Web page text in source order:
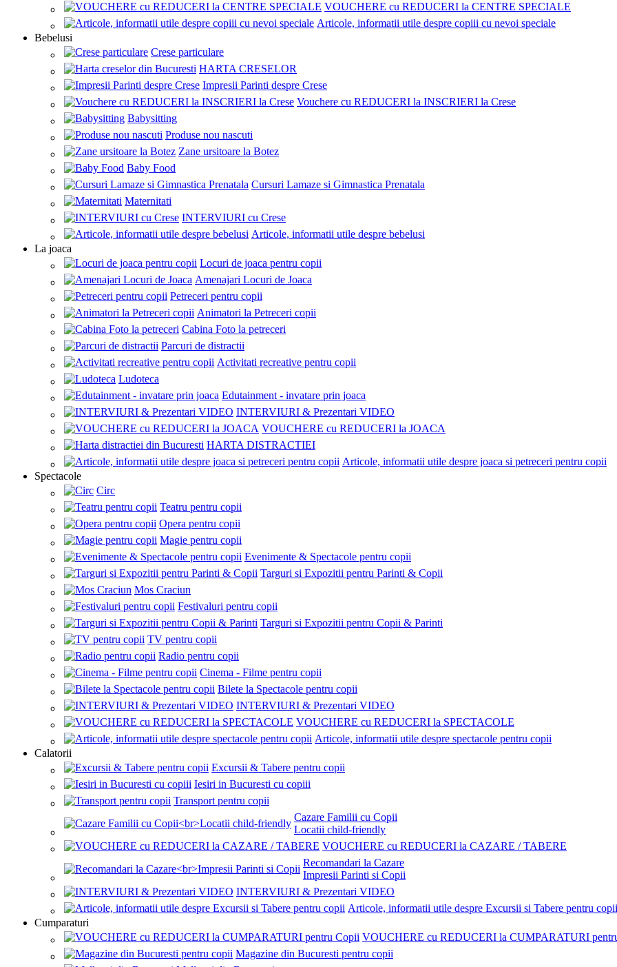
VOUCHERE cu REDUCERI la CENTRE SPECIALE
Articole, informatii utile despre copiii cu nevoi speciale
Bebelusi
Crese particulare
HARTA CRESELOR
Impresii Parinti despre Crese
Vouchere cu REDUCERI la INSCRIERI la Crese
Babysitting
Produse nou nascuti
Zane ursitoare la Botez
Baby Food
Cursuri Lamaze si Gimnastica Prenatala
Maternitati
INTERVIURI cu Crese
Articole, informatii utile despre bebelusi
La joaca
Locuri de joaca pentru copii
Amenajari Locuri de Joaca
Petreceri pentru copii
Animatori la Petreceri copii
Cabina Foto la petreceri
Parcuri de distractii
Activitati recreative pentru copii
Ludoteca
Edutainment - invatare prin joaca
INTERVIURI & Prezentari VIDEO
VOUCHERE cu REDUCERI la JOACA
HARTA DISTRACTIEI
Articole, informatii utile despre joaca si petreceri pentru copii
Spectacole
Circ
Teatru pentru copii
Opera pentru copii
Magie pentru copii
Evenimente & Spectacole pentru copii
Targuri si Expozitii pentru Parinti & Copii
Mos Craciun
Festivaluri pentru copii
Targuri si Expozitii pentru Copii & Parinti
TV pentru copii
Radio pentru copii
Cinema - Filme pentru copii
Bilete la Spectacole pentru copii
INTERVIURI & Prezentari VIDEO
VOUCHERE cu REDUCERI la SPECTACOLE
Articole, informatii utile despre spectacole pentru copii
Calatorii
Excursii & Tabere pentru copii
Iesiri in Bucuresti cu copiii
Transport pentru copii
Cazare Familii cu Copii
Locatii child-friendly
VOUCHERE cu REDUCERI la CAZARE / TABERE
Recomandari la Cazare
Impresii Parinti si Copii
INTERVIURI & Prezentari VIDEO
Articole, informatii utile despre Excursii si Tabere pentru copii
Cumparaturi
VOUCHERE cu REDUCERI la CUMPARATURI
Magazine din Bucuresti pentru copii